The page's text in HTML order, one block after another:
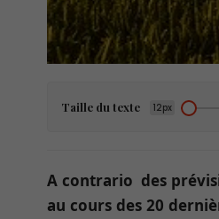
Taille du texte 12px
A contrario des
au cours des 20